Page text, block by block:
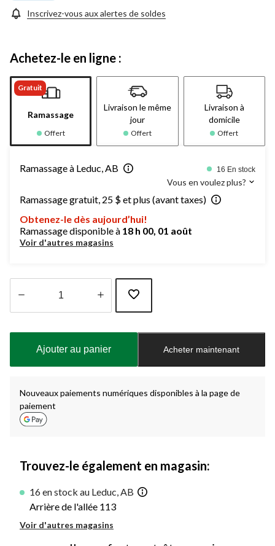
Inscrivez-vous aux alertes de soldes
Achetez-le en ligne :
Gratuit
Ramassage
Offert
Livraison le même
jour
Offert
Livraison à
domicile
Offert
Ramassage à Leduc, AB 16 En stock
Vous en voulez plus?
Ramassage gratuit, 25 $ et plus (avant taxes)
Obtenez-le dès aujourd’hui!
Ramassage disponible à 18 h 00, 01 août
Voir d'autres magasins
à
Ajouter au panier Acheter maintenant
Nouveaux paiements numériques disponibles à la page de
paiement
Trouvez-le également en magasin:
16 en stock au Leduc, AB
Arrière de l'allée 113
Voir d'autres magasins